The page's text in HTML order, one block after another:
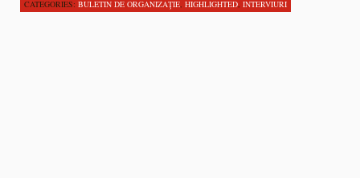
CATEGORIES: BULETIN DE ORGANIZAŢIE, HIGHLIGHTED, INTERVIURI